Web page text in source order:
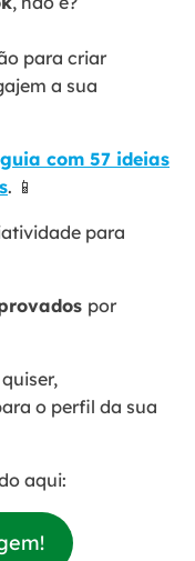
para criar
a sua
guia com 57 ideias
. 📱
para
por
o perfil da sua
aqui: